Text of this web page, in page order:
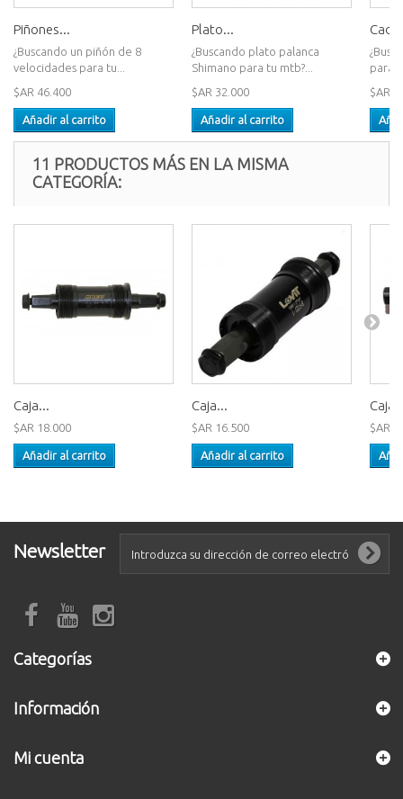
Piñones...
¿Buscando un piñón de 8
velocidades para tu...
$AR 46.400
Añadir al carrito
Plato...
¿Buscando plato palanca
Shimano para tu mtb?...
$AR 32.000
Añadir al carrito
para
$AR
11 PRODUCTOS MÁS EN LA MISMA
CATEGORÍA:
Caja...
$AR 18.000
Añadir al carrito
Caja...
$AR 16.500
Añadir al carrito
$AR
Newsletter
Categorías
Información
Mi cuenta